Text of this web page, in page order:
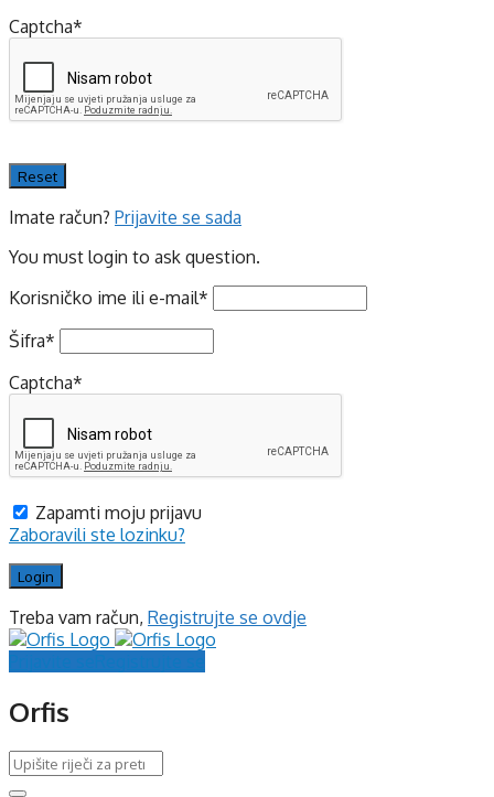
Captcha*
Imate račun? Prijavite se sada
You must login to ask question.
Korisničko ime ili e-mail*
Šifra*
Captcha*
Zapamti moju prijavu
Zaboravili ste lozinku?
Treba vam račun, Registrujte se ovdje
Orfis